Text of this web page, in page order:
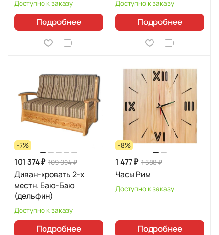
Доступно к заказу
Подробнее
Доступно к заказу
Подробнее
-7%
101 374 ₽ 109 004 ₽
Диван-кровать 2-х
местн. Баю-Баю
(дельфин)
Доступно к заказу
Подробнее
-8%
1 477 ₽ 1 588 ₽
Часы Рим
Доступно к заказу
Подробнее